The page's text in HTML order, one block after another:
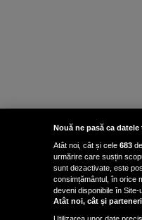
Nouă ne pasă ca
Atât noi, cât și cele 683
urmărire care susțin
sunt dezactivate, este
consimțământul, în orice
deveni disponibile în
Atât noi, cât și